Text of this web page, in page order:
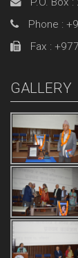
Phone :
Fax :
GALLERY